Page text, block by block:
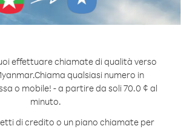
effettuare chiamate di qualità verso
Chiama qualsiasi numero in
o mobile! - a partire da soli 70.0 ¢ al
minuto.
di credito o un piano chiamate per